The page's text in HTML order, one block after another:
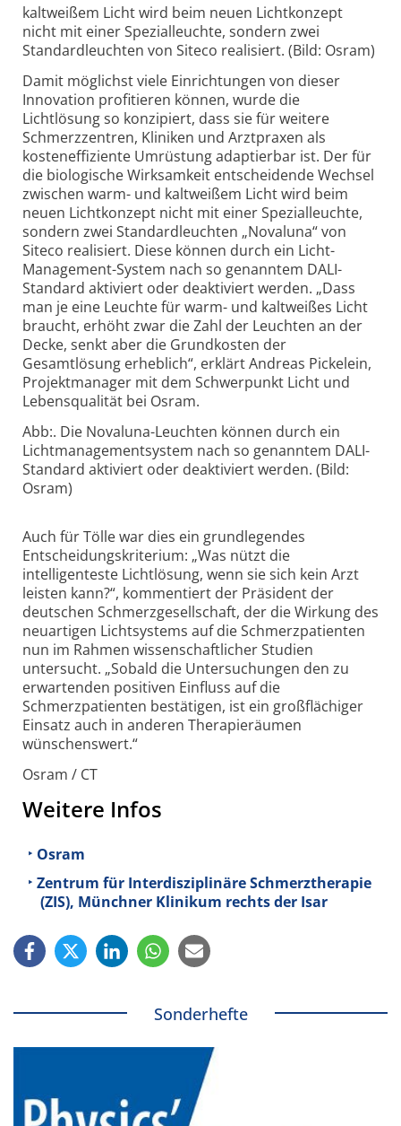
kaltweißem Licht wird beim neuen Lichtkonzept
nicht mit einer Spezialleuchte, sondern zwei
Standardleuchten von Siteco realisiert. (Bild: Osram)
Damit möglichst viele Einrichtungen von dieser
Innovation profitieren können, wurde die
Lichtlösung so konzipiert, dass sie für weitere
Schmerzzentren, Kliniken und Arztpraxen als
kosteneffiziente Umrüstung adaptierbar ist. Der für
die biologische Wirksamkeit entscheidende Wechsel
zwischen warm- und kaltweißem Licht wird beim
neuen Lichtkonzept nicht mit einer Spezialleuchte,
sondern zwei Standardleuchten „Novaluna“ von
Siteco realisiert. Diese können durch ein Licht-
Management-System nach so genanntem DALI-
Standard aktiviert oder deaktiviert werden. „Dass
man je eine Leuchte für warm- und kaltweißes Licht
braucht, erhöht zwar die Zahl der Leuchten an der
Decke, senkt aber die Grundkosten der
Gesamtlösung erheblich“, erklärt Andreas Pickelein,
Projektmanager mit dem Schwerpunkt Licht und
Lebensqualität bei Osram.
Abb:. Die Novaluna-Leuchten können durch ein
Lichtmanagementsystem nach so genanntem DALI-
Standard aktiviert oder deaktiviert werden. (Bild:
Osram)
Auch für Tölle war dies ein grundlegendes
Entscheidungskriterium: „Was nützt die
intelligenteste Lichtlösung, wenn sie sich kein Arzt
leisten kann?“, kommentiert der Präsident der
deutschen Schmerzgesellschaft, der die Wirkung des
neuartigen Lichtsystems auf die Schmerzpatienten
nun im Rahmen wissenschaftlicher Studien
untersucht. „Sobald die Untersuchungen den zu
erwartenden positiven Einfluss auf die
Schmerzpatienten bestätigen, ist ein großflächiger
Einsatz auch in anderen Therapieräumen
wünschenswert.“
Osram / CT
Weitere Infos
Osram
Zentrum für Interdisziplinäre Schmerztherapie
(ZIS), Münchner Klinikum rechts der Isar
Sonderhefte